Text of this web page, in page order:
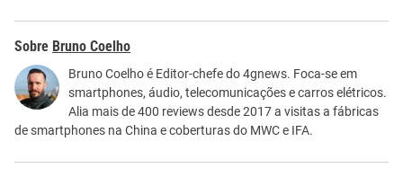
Este conteúdo contém informação incorreta
Este conteúdo não tem a informação que procuro
Outro
Bruno Coelho
Bruno Coelho é Editor-chefe do 4gnews. Foca-se em
smartphones, áudio, telecomunicações e carros elétricos.
Alia mais de 400 reviews desde 2017 a visitas a fábricas
de smartphones na China e coberturas do MWC e IFA.